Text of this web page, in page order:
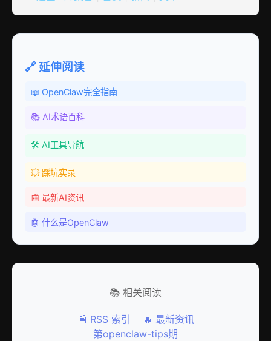
🔗 延伸阅读
📖 OpenClaw完全指南
📚 AI术语百科
🛠️ AI工具导航
💥 踩坑实录
📰 最新AI资讯
🤖 什么是OpenClaw
📚 相关阅读
📰 RSS 索引
🔥 最新资讯
第openclaw-tips期